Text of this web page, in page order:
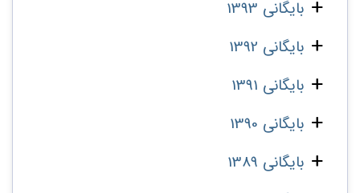
بایگانی 1393
بایگانی 1392
بایگانی 1391
بایگانی 1390
بایگانی 1389